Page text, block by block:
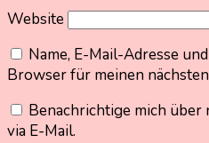
Website
Name, E-Mail-Adresse
Browser für meinen
Benachrichtige mich über
via E-Mail.